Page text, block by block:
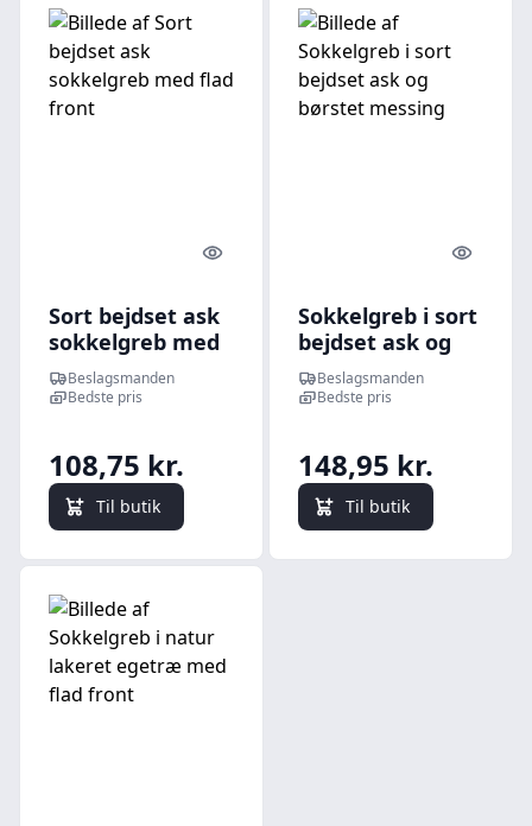
Quick look
Sort bejdset ask
sokkelgreb med
flad front
Beslagsmanden
Bedste pris
108,75 kr.
Til butik
Quick
Sokkelgreb i sort
bejdset ask og
børstet messing
Beslagsmanden
Bedste pris
148,95 kr.
Til butik